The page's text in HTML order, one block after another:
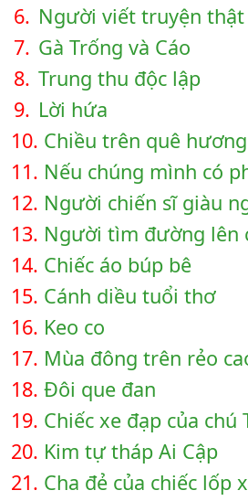
6. Người viết truyện
7. Gà Trống và Cáo
8. Trung thu độc lập
9. Lời hứa
10. Chiều trên quê hương
11. Nếu chúng mình có
12. Người chiến sĩ giàu
13. Người tìm đường lên
14. Chiếc áo búp bê
15. Cánh diều tuổi thơ
16. Keo co
17. Mùa đông trên rẻo
18. Đôi que đan
19. Chiếc xe đạp của chú
20. Kim tự tháp Ai Cập
21. Cha đẻ của chiếc lốp